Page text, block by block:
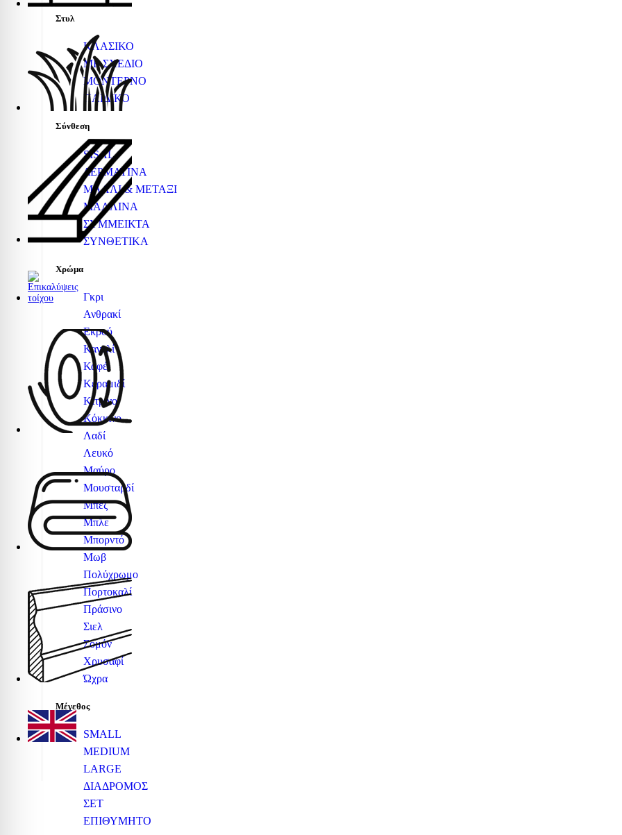
Στυλ
ΚΛΑΣΙΚΟ
ΜΕ ΣΧΕΔΙΟ
ΜΟΝΤΕΡΝΟ
ΠΑΙΔΙΚΟ
Σύνθεση
SISAL
ΔΕΡΜΑΤΙΝΑ
ΜΑΛΛΙ & ΜΕΤΑΞΙ
ΜΑΛΛΙΝΑ
ΣΥΜΜΕΙΚΤΑ
ΣΥΝΘΕΤΙΚΑ
Χρώμα
Γκρι
Ανθρακί
Εκρού
Κανελί
Καφέ
Κεραμιδί
Κίτρινο
Κόκκινο
Λαδί
Λευκό
Μαύρο
Μουσταρδί
Μπεζ
Μπλε
Μπορντό
Μωβ
Πολύχρωμο
Πορτοκαλί
Πράσινο
Σιελ
Σομόν
Χρυσαφί
Ώχρα
Μέγεθος
SMALL
MEDIUM
LARGE
ΔΙΑΔΡΟΜΟΣ
ΣΕΤ
ΕΠΙΘΥΜΗΤΟ